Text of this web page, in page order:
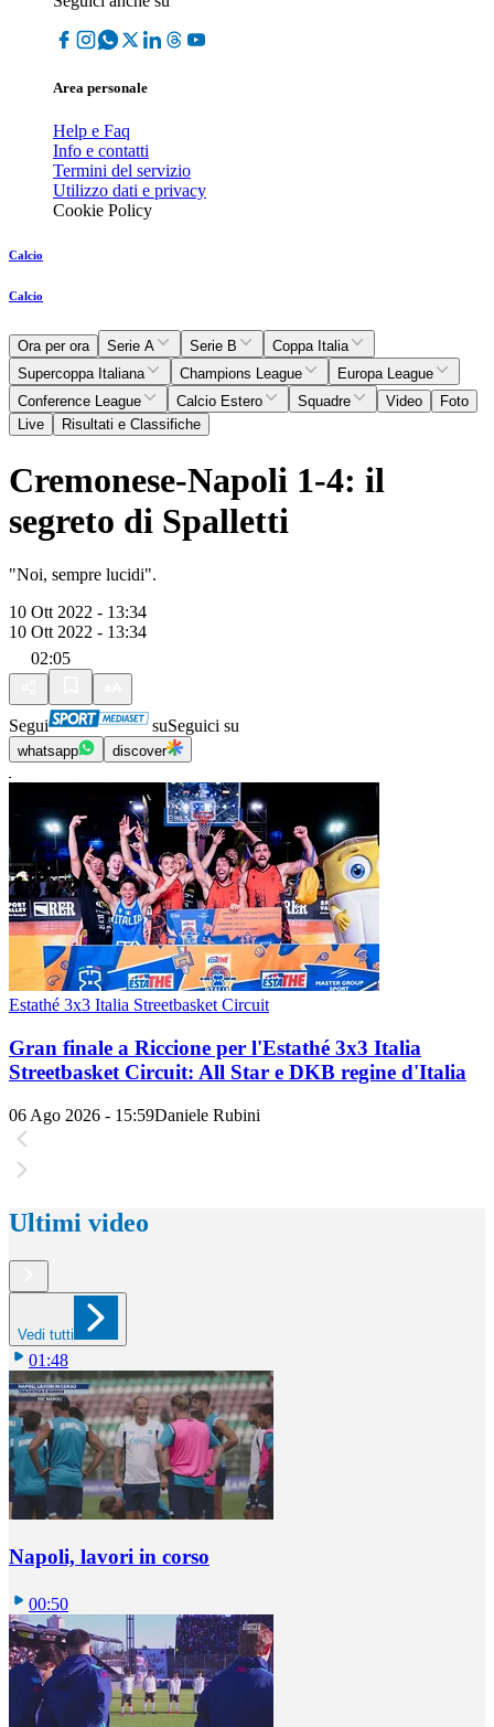
Area personale
Help e Faq
Info e contatti
Termini del servizio
Utilizzo dati e privacy
Cookie Policy
Calcio
Calcio
Ora per ora Serie A Serie B
Coppa Italia
Supercoppa Italiana
Champions League
Europa League
Conference League
Calcio Estero Squadre Video
Foto
Live
Risultati e Classifiche
Cremonese-Napoli 1-4: il
segreto di Spalletti
"Noi, sempre lucidi".
10 Ott 2022 - 13:34
10 Ott 2022 - 13:34
02:05
Segui suSeguici su
whatsapp discover
Estathé 3x3 Italia Streetbasket Circuit
Gran finale a Riccione per l'Estathé 3x3 Italia
Streetbasket Circuit: All Star e DKB regine d'Italia
06 Ago 2026 - 15:59Daniele Rubini
Ultimi video
Vedi tutti
01:48
Napoli, lavori in corso
00:50